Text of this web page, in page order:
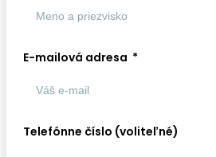
E-mailová adresa
Telefónne číslo (voliteľné)